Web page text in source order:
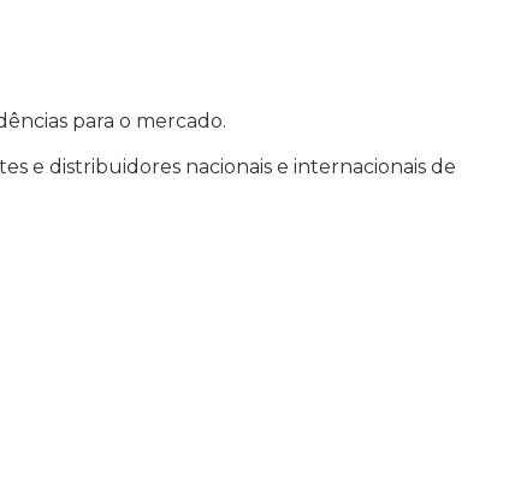
para o mercado.
e distribuidores nacionais e internacionais de